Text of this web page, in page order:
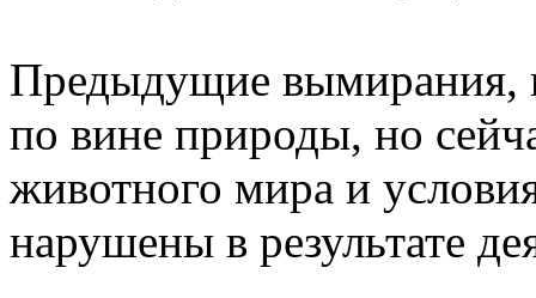
Предыдущие вымирания,
по вине природы, но
животного мира и
нарушены в результате